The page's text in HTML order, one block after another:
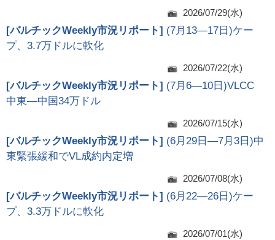
2026/07/29(水)
[バルチックWeekly市況リポート] (7月13―17日)ケー
プ、3.7万ドルに軟化
2026/07/22(水)
[バルチックWeekly市況リポート] (7月6―10日)VLCC
中東―中国34万ドル
2026/07/15(水)
[バルチックWeekly市況リポート] (6月29日―7月3日)中
東緊張緩和でVL成約内定増
2026/07/08(水)
[バルチックWeekly市況リポート] (6月22―26日)ケー
プ、3.3万ドルに軟化
2026/07/01(水)